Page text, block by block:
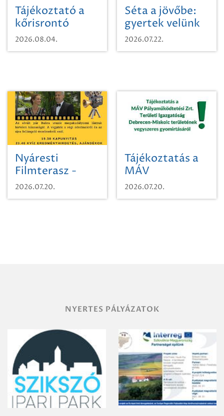
Tájékoztató a
kőrisrontó
karcsúdíszbogárról
2026.08.04.
Séta a jövőbe:
gyertek velünk
egy városi
időutazásra!
2026.07.22.
Nyáresti
Filmterasz -
Beugró a
Paradicsomba
2026.07.20.
Tájékoztatás a
MÁV
Pályaműködtetési
Zrt. Területi
2026.07.20.
NYERTES PÁLYÁZATOK